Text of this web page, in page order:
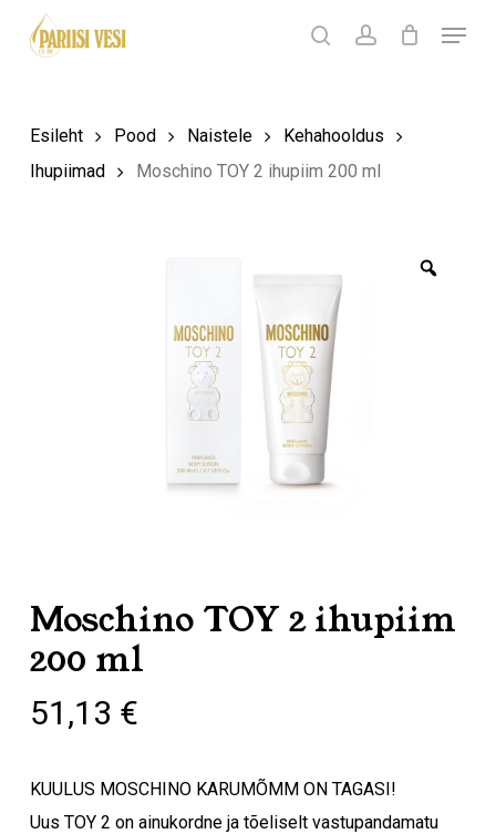
Products
search
searchaccount
Menu
Ostukorv
Esileht Pood Naistele
Kehahooldus
Ihupiimad
Moschino TOY 2 ihupiim 200 ml
Moschino TOY 2 ihupiim
200 ml
51,13 €
KUULUS MOSCHINO KARUMÕMM ON TAGASI!
Uus TOY 2 on ainukordne ja tõeliselt vastupandamatu